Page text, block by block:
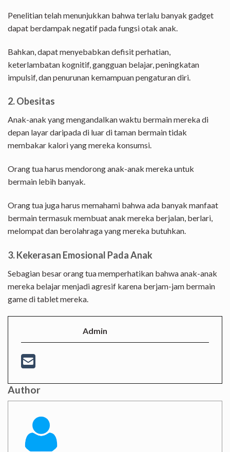
Penelitian telah menunjukkan bahwa terlalu banyak gadget
dapat berdampak negatif pada fungsi otak anak.
Bahkan, dapat menyebabkan defisit perhatian,
keterlambatan kognitif, gangguan belajar, peningkatan
impulsif, dan penurunan kemampuan pengaturan diri.
2. Obesitas
Anak-anak yang mengandalkan waktu bermain mereka di
depan layar daripada di luar di taman bermain tidak
membakar kalori yang mereka konsumsi.
Orang tua harus mendorong anak-anak mereka untuk
bermain lebih banyak.
Orang tua juga harus memahami bahwa ada banyak manfaat
bermain termasuk membuat anak mereka berjalan, berlari,
melompat dan berolahraga yang mereka butuhkan.
3. Kekerasan Emosional Pada Anak
Sebagian besar orang tua memperhatikan bahwa anak-anak
mereka belajar menjadi agresif karena berjam-jam bermain
game di tablet mereka.
Admin
Author